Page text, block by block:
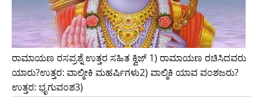
ರಾಮಾಯಣ ರಸಪ್ರಶ್ನೆ ಉತ್ತರ ಸಹಿತ ಕ್ವಿಜ್ 1) ರಾಮಾಯಣ ರಚಿಸಿದವರು
ಯಾರು?ಉತ್ತರ: ವಾಲ್ಮೀಕಿ ಮಹರ್ಷಿಗಳು2) ವಾಲ್ಮಿಕಿ ಯಾವ ವಂಶಜರು?
ಉತ್ತರ: ಭೃಗುವಂಶ3)